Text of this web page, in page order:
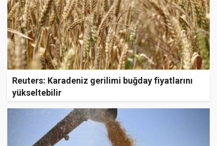
Reuters: Karadeniz gerilimi buğday fiyatlarını
yükseltebilir